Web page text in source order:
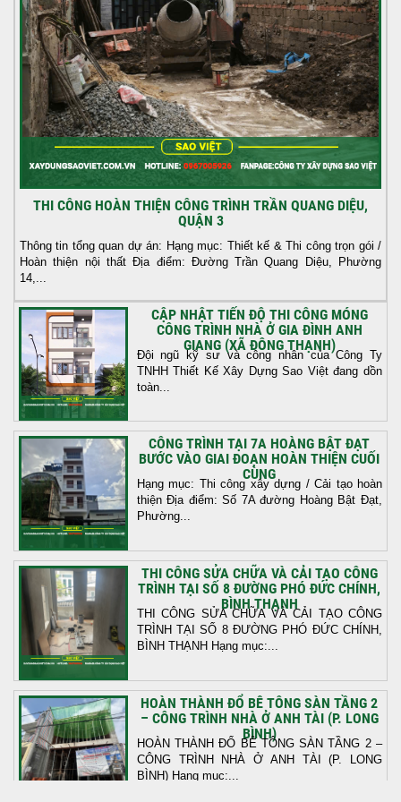
THI CÔNG HOÀN THIỆN CÔNG TRÌNH TRẦN QUANG DIỆU,
QUẬN 3
Thông tin tổng quan dự án: Hạng mục: Thiết kế & Thi công trọn gói /
Hoàn thiện nội thất Địa điểm: Đường Trần Quang Diệu, Phường
14,...
CẬP NHẬT TIẾN ĐỘ THI CÔNG MÓNG
CÔNG TRÌNH NHÀ Ở GIA ĐÌNH ANH
GIANG (XÃ ĐÔNG THẠNH)
Đội ngũ kỹ sư và công nhân của Công Ty
TNHH Thiết Kế Xây Dựng Sao Việt đang dồn
toàn...
CÔNG TRÌNH TẠI 7A HOÀNG BẬT ĐẠT
BƯỚC VÀO GIAI ĐOẠN HOÀN THIỆN CUỐI
CÙNG
Hạng mục: Thi công xây dựng / Cải tạo hoàn
thiện Địa điểm: Số 7A đường Hoàng Bật Đạt,
Phường...
THI CÔNG SỬA CHỮA VÀ CẢI TẠO CÔNG
TRÌNH TẠI SỐ 8 ĐƯỜNG PHÓ ĐỨC CHÍNH,
BÌNH THẠNH
THI CÔNG SỬA CHỮA VÀ CẢI TẠO CÔNG
TRÌNH TẠI SỐ 8 ĐƯỜNG PHÓ ĐỨC CHÍNH,
BÌNH THẠNH Hạng mục:...
HOÀN THÀNH ĐỔ BÊ TÔNG SÀN TẦNG 2
– CÔNG TRÌNH NHÀ Ở ANH TÀI (P. LONG
BÌNH)
HOÀN THÀNH ĐỔ BÊ TÔNG SÀN TẦNG 2 –
CÔNG TRÌNH NHÀ Ở ANH TÀI (P. LONG
BÌNH) Hạng mục:...